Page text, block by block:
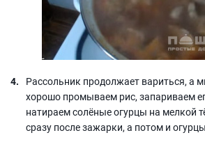
Рассольник продолжает вариться, а
хорошо промываем рис, запариваем
натираем солёные огурцы на мелкой
сразу после зажарки, а потом и